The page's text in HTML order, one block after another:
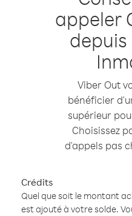
appeler
Viber Out
bénéficier
supérieur
Choisissez
d'appels pas
Crédits
Quel que soit le montant
est ajouté à votre solde.